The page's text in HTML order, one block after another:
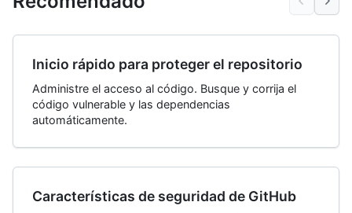
Inicio rápido para proteger el repositorio
Administre el acceso al código. Busque y corrija el
código vulnerable y las dependencias
automáticamente.
Características de seguridad de GitHub